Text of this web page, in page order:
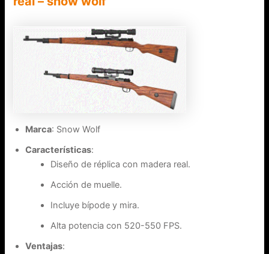
Marca: Snow Wolf
Características:
Diseño de réplica con madera real.
Acción de muelle.
Incluye bípode y mira.
Alta potencia con 520-550 FPS.
Ventajas: